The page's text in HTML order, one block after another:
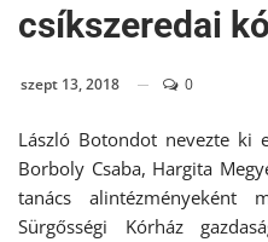
csíkszeredai
szept 13, 2018 0
László Botondot nevezte ki
Borboly Csaba, Hargita
tanács alintézményeként
Sürgősségi Kórház